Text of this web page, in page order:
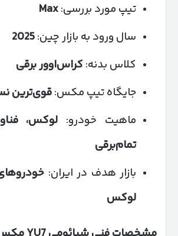
تیپ مورد بررسی:Max
سال ورود به بازار چین:2025
کلاس بدنه: کراس‌اوور برقی
جایگاه تیپ مکس:قوی‌ترین
ماهیت خودرو: لوکس،
تمام‌برقی
بازار هدف در ایران:
لوکس